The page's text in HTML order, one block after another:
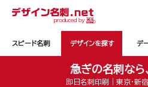
スピード名刺 デザインを探す デ
急ぎの名刺なら
即日名刺印刷｜東京・新